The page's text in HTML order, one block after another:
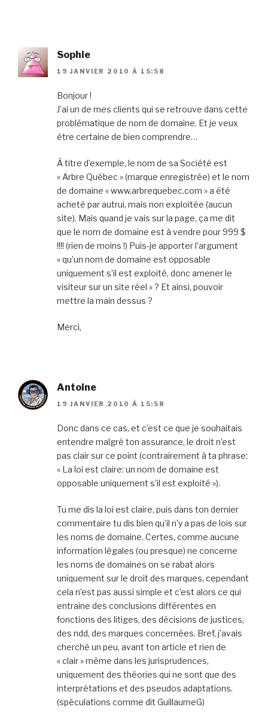
Sophie
19 JANVIER 2010 À 15:58
Bonjour !
J’ai un de mes clients qui se retrouve dans cette
problématique de nom de domaine. Et je veux
être certaine de bien comprendre…
À titre d’exemple, le nom de sa Société est
« Arbre Québec » (marque enregistrée) et le nom
de domaine « www.arbrequebec.com » a été
acheté par autrui, mais non exploitée (aucun
site). Mais quand je vais sur la page, ça me dit
que le nom de domaine est à vendre pour 999 $
!!!! (rien de moins !) Puis-je apporter l’argument
« qu’un nom de domaine est opposable
uniquement s’il est exploité, donc amener le
visiteur sur un site réel » ? Et ainsi, pouvoir
mettre la main dessus ?
Merci,
Antoine
19 JANVIER 2010 À 15:58
Donc dans ce cas, et c’est ce que je souhaitais
entendre malgré ton assurance, le droit n’est
pas clair sur ce point (contrairement à ta phrase:
« La loi est claire: un nom de domaine est
opposable uniquement s’il est exploité »).
Tu me dis la loi est claire, puis dans ton dernier
commentaire tu dis bien qu’il n’y a pas de lois sur
les noms de domaine. Certes, comme aucune
information légales (ou presque) ne concerne
les noms de domaines on se rabat alors
uniquement sur le droit des marques, cependant
cela n’est pas aussi simple et c’est alors ce qui
entraine des conclusions différentes en
fonctions des litiges, des décisions de justices,
des ndd, des marques concernées. Bref, j’avais
cherché un peu, avant ton article et rien de
« clair » même dans les jurisprudences,
uniquement des théories qui ne sont que des
interprétations et des pseudos adaptations.
(spéculations comme dit GuillaumeG)